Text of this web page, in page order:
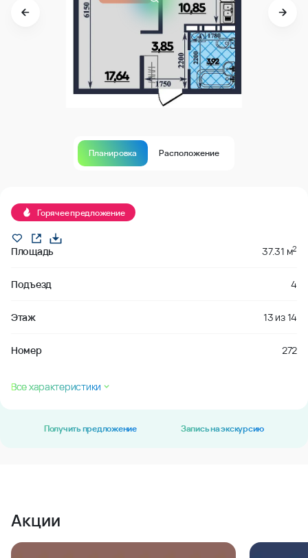
Планировка Расположение
Горячее предложение
Площадь 37.31 м2
Подъезд 4
Этаж 13 из14
Номер 272
Все характеристики
Получить предложение Запись на экскурсию
Акции